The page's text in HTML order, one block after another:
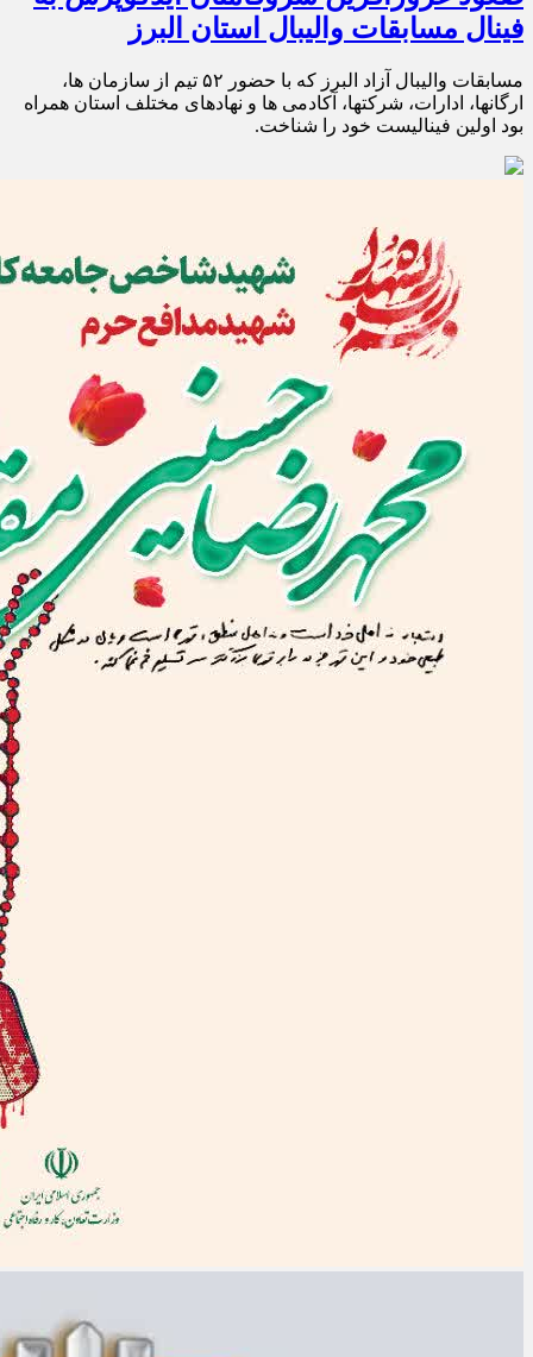
فینال مسابقات والیبال استان البرز
مسابقات والیبال آزاد البرز که با حضور ۵۲ تیم از سازمان ها،
ارگانها، ادارات، شرکتها، آکادمی ها و نهادهای مختلف استان همراه
بود اولین فینالیست خود را شناخت.